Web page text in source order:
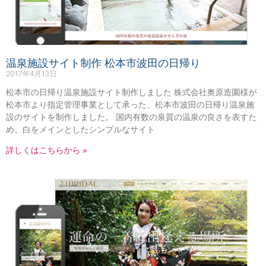
温泉施設サイト制作 松本市波田の日帰り
2017年4月13日
松本市の日帰り温泉施設サイト制作しました 株式会社奥原造園様が
松本市より指定管理事業として承った、松本市波田の日帰り温泉施
設のサイトを制作しました。 国内有数の泉質の温泉の良さを表すた
め、白をメインとしたシンプルなサイト
詳しくはこちらから »